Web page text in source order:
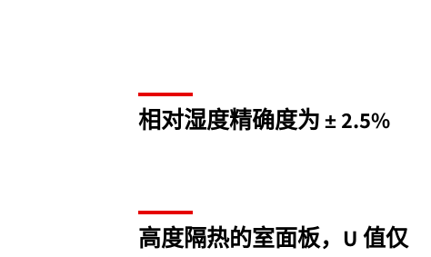
相对湿度精确度为 ± 2.5%
高度隔热的室面板，U 值仅